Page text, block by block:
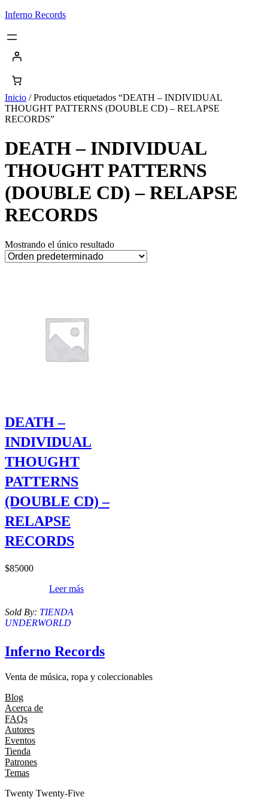
Saltar
contenido
Inferno Records
Inicio / Productos etiquetados “DEATH – INDIVIDUAL
THOUGHT PATTERNS (DOUBLE CD) – RELAPSE
RECORDS”
DEATH – INDIVIDUAL
THOUGHT PATTERNS
(DOUBLE CD) – RELAPSE
RECORDS
Mostrando el único resultado
DEATH –
INDIVIDUAL
THOUGHT
PATTERNS
(DOUBLE CD) –
RELAPSE
RECORDS
$85000
Leer más
Sold By: TIENDA
UNDERWORLD
Inferno Records
Venta de música, ropa y coleccionables
Blog
Acerca de
FAQs
Autores
Eventos
Tienda
Patrones
Temas
Twenty Twenty-Five